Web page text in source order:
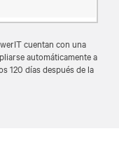
cuentan con una
automáticamente a
120 días después de la